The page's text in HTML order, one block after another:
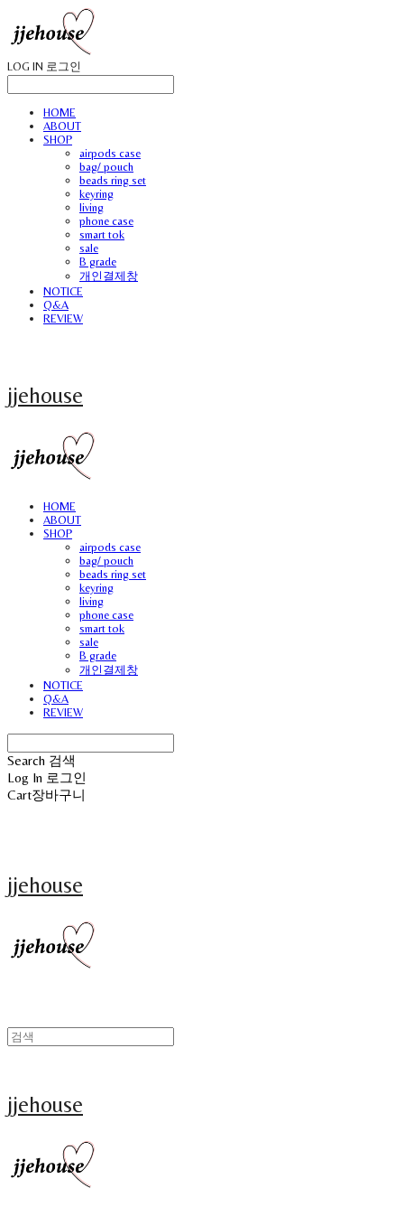
LOG IN 로그인
HOME
ABOUT
SHOP
airpods case
bag/ pouch
beads ring set
keyring
living
phone case
smart tok
sale
B grade
개인결제창
NOTICE
Q&A
REVIEW
jjehouse
HOME
ABOUT
SHOP
airpods case
bag/ pouch
beads ring set
keyring
living
phone case
smart tok
sale
B grade
개인결제창
NOTICE
Q&A
REVIEW
Search 검색
Log In 로그인
Cart장바구니
jjehouse
jjehouse